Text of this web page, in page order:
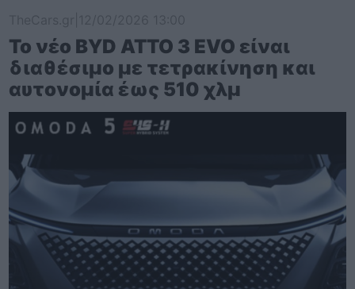
Το νέο BYD ATTO 3 EVO είναι
διαθέσιμο με τετρακίνηση και
αυτονομία έως 510 χλμ